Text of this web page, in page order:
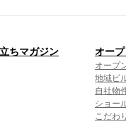
ちマガジン オー
オープ
地域ビ
自社物
ショー
こだわ